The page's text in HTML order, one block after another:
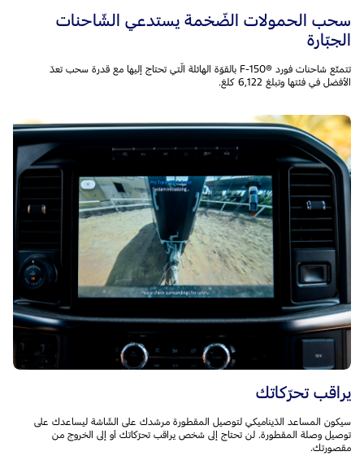
سحب الحمولات الضّخمة يستدعي الشّاحنات
الجبّارة
تتمتّع شاحنات فورد F-150®‎ بالقوّة الهائلة الّتي تحتاج إليها مع قدرة سحب تعدّ
الأفضل في فئتها وتبلغ 6,122 كلغ.
يراقب تحرّكاتك
سيكون المساعد الدّيناميكي لتوصيل المقطورة مرشدك على الشّاشة ليساعدك على
توصيل وصلة المقطورة. لن تحتاج إلى شخص يراقب تحرّكاتك أو إلى الخروج من
مقصورتك.